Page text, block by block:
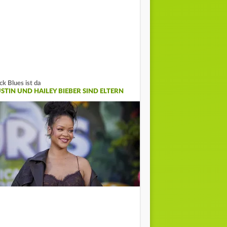
Blues ist da
UND HAILEY BIEBER SIND ELTERN